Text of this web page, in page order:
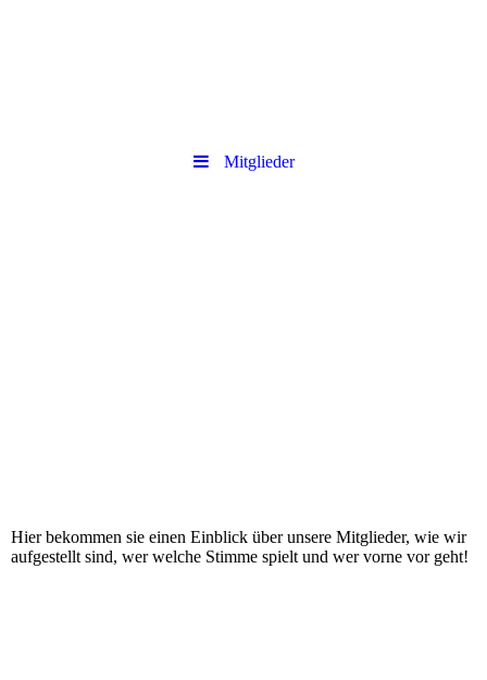
Mitglieder
Hier bekommen sie einen Einblick über unsere Mitglieder, wie wir
aufgestellt sind, wer welche Stimme spielt und wer vorne vor geht!